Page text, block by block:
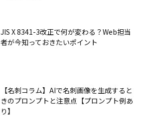
JIS X 8341-3改正で何が変わる？Web担当
者が今知っておきたいポイント
【名刺コラム】AIで名刺画像を生成すると
きのプロンプトと注意点【プロンプト例あ
り】